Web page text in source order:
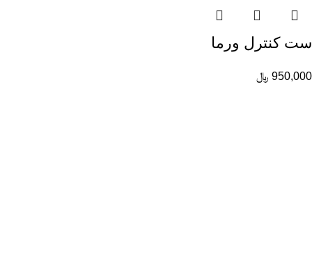
ست کنترل ورما
950,000 ﷼